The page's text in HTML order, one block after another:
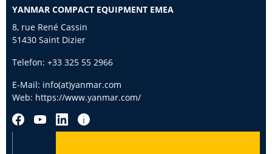
YANMAR COMPACT EQUIPMENT EMEA
8, rue René Cassin
51430 Saint Dizier
Telefon: +33 325 55 2966
E-Mail: info(at)yanmar.com
Web: https://www.yanmar.com/